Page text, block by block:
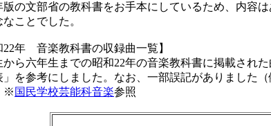
版の文部省の教科書をお手本にしているため、内容
ことでした。
年 音楽教科書の収録曲一覧】
ら六年生までの昭和22年の音楽教科書に掲載され
」を参考にしました。なお、一部誤記がありました
※ 国民学校芸能科音楽参照